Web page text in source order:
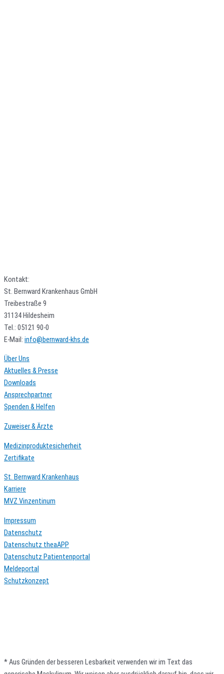
Kontakt:
St. Bernward Krankenhaus GmbH
Treibestraße 9
31134 Hildesheim
Tel.: 05121 90-0
E-Mail: info@bernward-khs.de
Über Uns
Aktuelles & Presse
Downloads
Ansprechpartner
Spenden & Helfen
Zuweiser & Ärzte
Medizinproduktesicherheit
Zertifikate
St. Bernward Krankenhaus
Karriere
MVZ Vinzentinum
Impressum
Datenschutz
Datenschutz theaAPP
Datenschutz Patientenportal
Meldeportal
Schutzkonzept
* Aus Gründen der besseren Lesbarkeit verwenden wir im Text das